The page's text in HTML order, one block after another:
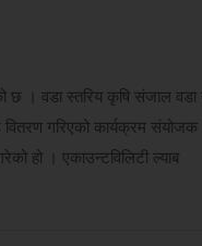
छ । वडा स्तरिय कृषि संजाल वडा
वितरण गरिएको कार्यक्रम संयोजक
हो । एकाउन्टविलिटी ल्याब